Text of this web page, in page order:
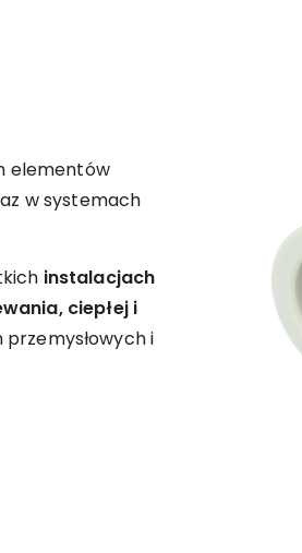
elementów
w systemach
instalacjach
ciepłej i
i